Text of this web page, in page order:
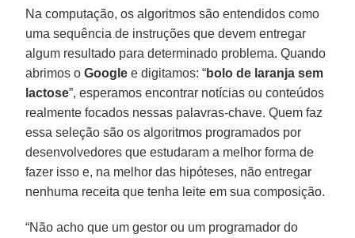
Na computação, os algoritmos são entendidos como
uma sequência de instruções que devem entregar
algum resultado para determinado problema. Quando
abrimos oGoogle e digitamos: “bolo de laranja sem
lactose”, esperamos encontrar notícias ou conteúdos
realmente focados nessas palavras-chave. Quem faz
essa seleção são os algoritmos programados por
desenvolvedores que estudaram a melhor forma de
fazer isso e, na melhor das hipóteses, não entregar
nenhuma receita que tenha leite em sua composição.
“Não acho que um gestor ou um programador do